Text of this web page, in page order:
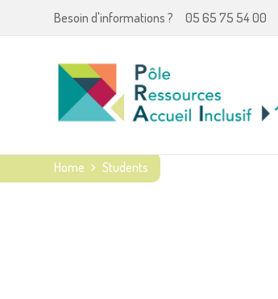
Besoin d'informations ? 05 65 75 54 00
Home Students